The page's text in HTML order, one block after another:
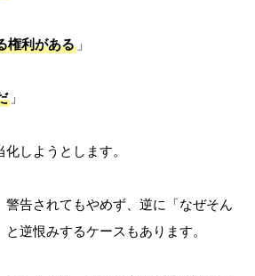
権利がある」
」
しようとします。
警告されてもやめず、逆に「なぜそん
逆恨みするケースもあります。